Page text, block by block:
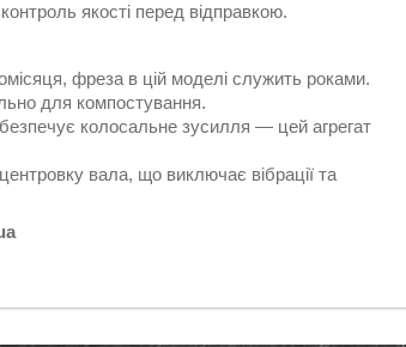
якості перед відправкою.
фреза в цій моделі служить роками.
для компостування.
колосальне зусилля — цей агрегат
вала, що виключає вібрації та